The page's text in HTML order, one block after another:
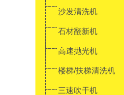
沙发清洗机
石材翻新机
高速抛光机
楼梯/扶梯清洗机
三速吹干机